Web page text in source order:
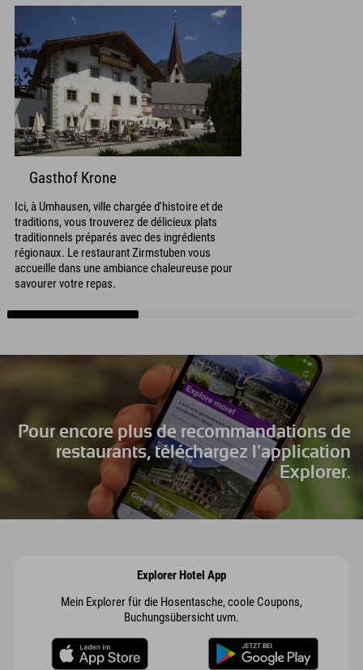
Gasthof Krone
Ici, à Umhausen, ville chargée d'histoire et de
traditions, vous trouverez de délicieux plats
traditionnels préparés avec des ingrédients
régionaux. Le restaurant Zirmstuben vous
accueille dans une ambiance chaleureuse pour
savourer votre repas.
Pour encore plus de recommandations de
restaurants, téléchargez l'application
Explorer.
Explorer Hotel App
Mein Explorer für die Hosentasche, coole Coupons,
Buchungsübersicht uvm.